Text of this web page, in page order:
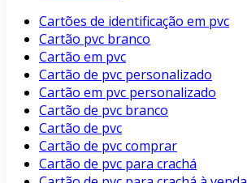
Cartões de identificação em pvc
Cartão pvc branco
Cartão em pvc
Cartão de pvc personalizado
Cartão em pvc personalizado
Cartão de pvc branco
Cartão de pvc
Cartão de pvc comprar
Cartão de pvc para crachá